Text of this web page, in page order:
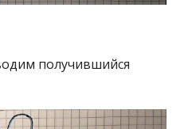
получившийся